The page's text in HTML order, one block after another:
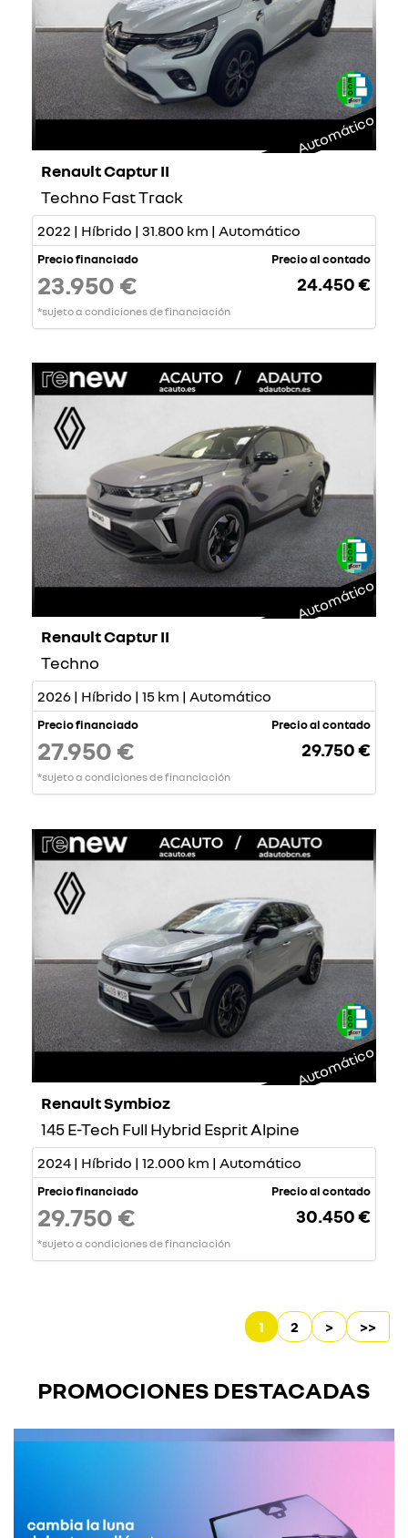
Automático
Renault Captur II
Techno Fast Track
2022 | Híbrido | 31.800 km | Automático
Precio financiado
23.950 €
*sujeto a condiciones de financiación
Precio al contado
24.450 €
Automático
Renault Captur II
Techno
2026 | Híbrido | 15 km | Automático
Precio financiado
27.950 €
*sujeto a condiciones de financiación
Precio al contado
29.750 €
Automático
Renault Symbioz
145 E-Tech Full Hybrid Esprit Alpine
2024 | Híbrido | 12.000 km | Automático
Precio financiado
29.750 €
*sujeto a condiciones de financiación
Precio al contado
30.450 €
1 2 > >>
PROMOCIONES DESTACADAS